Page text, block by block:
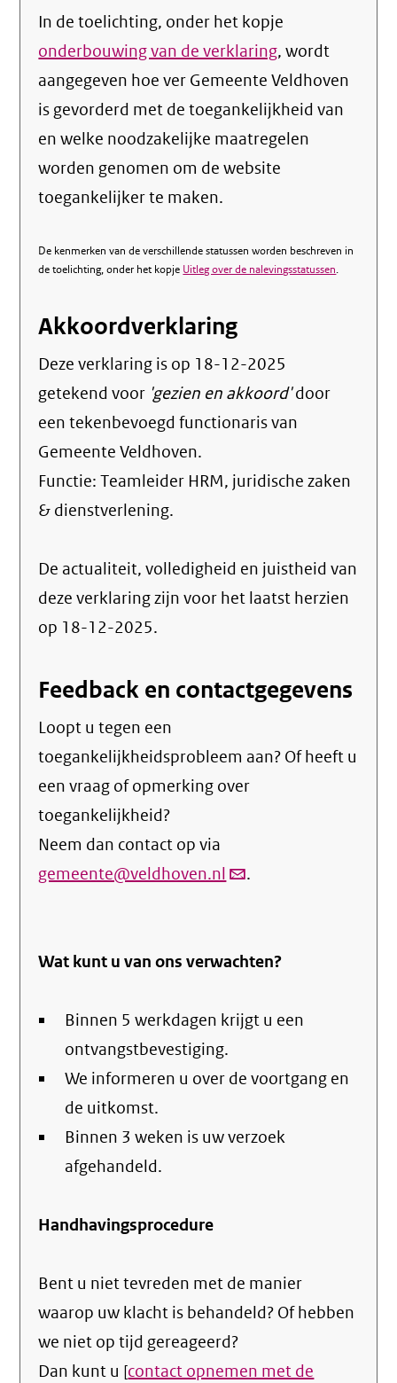
In de toelichting, onder het kopje
onderbouwing van de verklaring, wordt
aangegeven hoe ver Gemeente Veldhoven
is gevorderd met de toegankelijkheid van
en welke noodzakelijke maatregelen
worden genomen om de website
toegankelijker te maken.
De kenmerken van de verschillende statussen worden beschreven in
de toelichting, onder het kopje Uitleg over de nalevingsstatussen.
Akkoordverklaring
Deze verklaring is op 18-12-2025
getekend voor 'gezien en akkoord'door
een tekenbevoegd functionaris van
Gemeente Veldhoven.
Functie:Teamleider HRM, juridische zaken
& dienstverlening.
De actualiteit, volledigheid en juistheid van
deze verklaring zijn voor het laatst herzien
op 18-12-2025.
Feedback en contactgegevens
Loopt u tegen een
toegankelijkheidsprobleem aan? Of heeft u
een vraag of opmerking over
toegankelijkheid?
Neem dan contact op via
gemeente@veldhoven.nl (link.
Wat kunt u van ons verwachten?
Binnen 5 werkdagen krijgt u een
ontvangstbevestiging.
We informeren u over de voortgang en
de uitkomst.
Binnen 3 weken is uw verzoek
afgehandeld.
Handhavingsprocedure
Bent u niet tevreden met de manier
waarop uw klacht is behandeld? Of hebben
we niet op tijd gereageerd?
Dan kunt u [contact opnemen met de